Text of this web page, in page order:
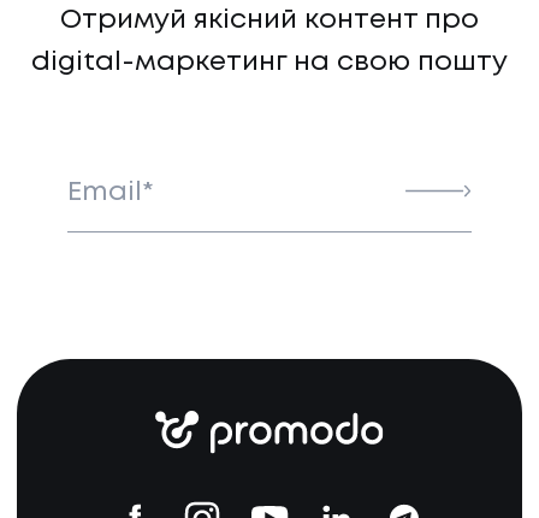
Отримуй якісний контент про
digital-маркетинг на свою пошту
Email*
НАПИСАТИ НАМ
UA
UA